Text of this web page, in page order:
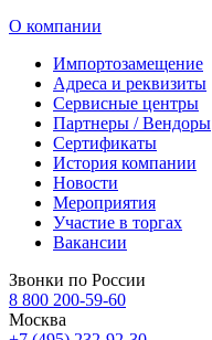
О компании
Импортозамещение
Адреса и реквизиты
Сервисные центры
Партнеры / Вендоры
Сертификаты
История компании
Новости
Мероприятия
Участие в торгах
Вакансии
Звонки по России
8 800 200-59-60
Москва